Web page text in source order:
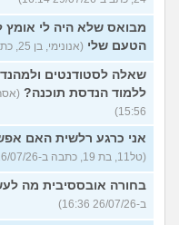
מבואס שלא היה לי אומץ
הטעם שלי (אנונימי, בן 25, כתב ב-29/07/26 16:05)
שאלה לסטודנטים
ללמוד הנדסת תוכנה?
15:56)
אני כרגע רלשית האם
(טל11, בת 19, כתבה ב-26/07/26 16:47)
בחורה אובססיבית מה
ב-26/07/26 16:36)